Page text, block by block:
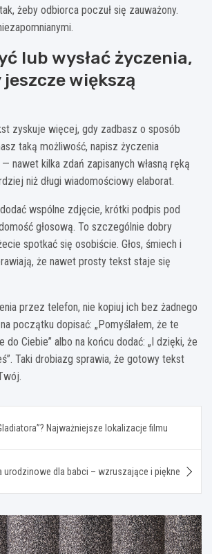
żeby odbiorca poczuł się zauważony.
lub wysłać życzenia,
jeszcze większą
zyskuje więcej, gdy zadbasz o sposób
taką możliwość, napisz życzenia
nawet kilka zdań zapisanych własną ręką
niż długi wiadomościowy elaborat.
wspólne zdjęcie, krótki podpis pod
głosową. To szczególnie dobry
spotkać się osobiście. Głos, śmiech i
że nawet prosty tekst staje się
przez telefon, nie kopiuj ich bez żadnego
początku dopisać: „Pomyślałem, że te
do Ciebie” albo na końcu dodać: „I dzięki, że
Taki drobiazg sprawia, że gotowy tekst
Najważniejsze lokalizacje filmu
urodzinowe dla babci – wzruszające i piękne